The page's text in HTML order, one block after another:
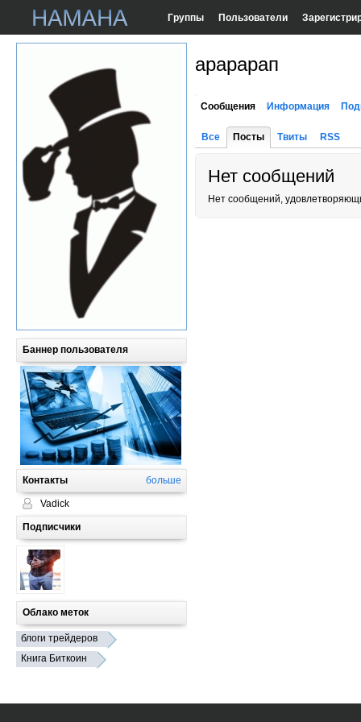
Группы Пользователи
Баннер пользователя
Контакты больше
Vadick
Подписчики
Облако меток
блоги трейдеров
Книга Биткоин
арарарап
Сообщения Информация
Все Посты Твиты RSS
Нет сообщений
Нет сообщений,